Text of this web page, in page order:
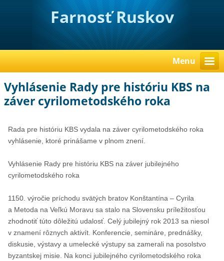
Farnosť Ruskov
Menu
Vyhlásenie Rady pre históriu KBS na
záver cyrilometodského roka
Rada pre históriu KBS vydala na záver cyrilometodského roka
vyhlásenie, ktoré prinášame v plnom znení.
Vyhlásenie Rady pre históriu KBS na záver jubilejného
cyrilometodského roka
1150. výročie príchodu svätých bratov Konštantína – Cyrila
a Metoda na Veľkú Moravu sa stalo na Slovensku príležitosťou
zhodnotiť túto dôležitú udalosť. Celý jubilejný rok 2013 sa niesol
v znamení rôznych aktivít. Konferencie, semináre, prednášky,
diskusie, výstavy a umelecké výstupy sa zamerali na posolstvo
byzantskej misie. Na konci jubilejného cyrilometodského roka